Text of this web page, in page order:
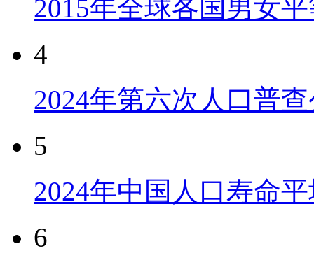
2015年全球各国男女
4
2024年第六次人口普
5
2024年中国人口寿命
6